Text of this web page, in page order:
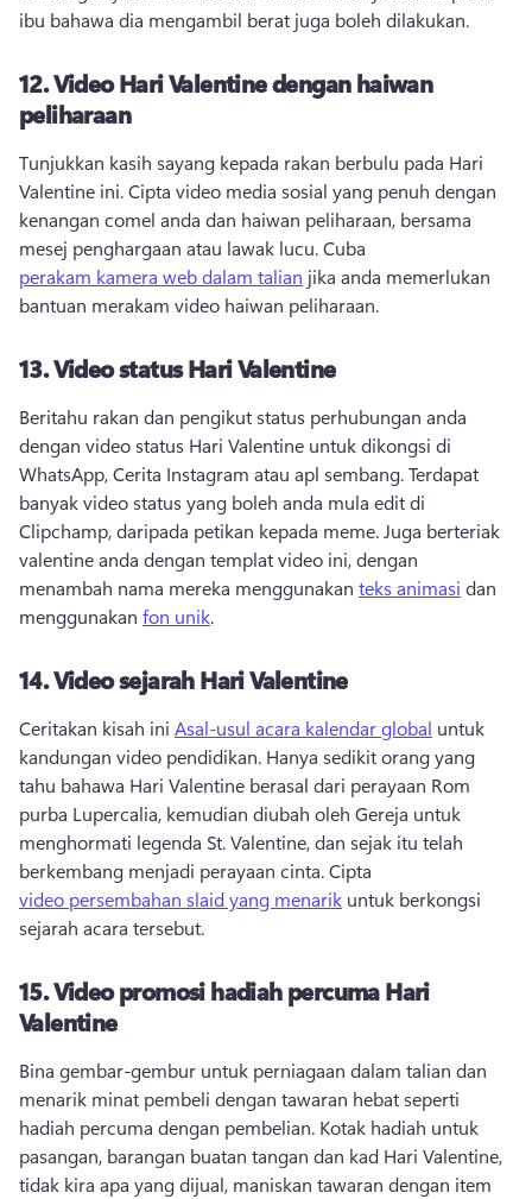
ibu bahawa dia mengambil berat juga boleh dilakukan.
12.Video Hari Valentine dengan haiwan
peliharaan
Tunjukkan kasih sayang kepada rakan berbulu pada Hari
Valentine ini. Cipta video media sosial yang penuh dengan
kenangan comel anda dan haiwan peliharaan, bersama
mesej penghargaan atau lawak lucu. Cuba
perakam kamera web dalam talian jika anda memerlukan
bantuan merakam video haiwan peliharaan.
13.Video status Hari Valentine
Beritahu rakan dan pengikut status perhubungan anda
dengan video status Hari Valentine untuk dikongsi di
WhatsApp, Cerita Instagram atau apl sembang. Terdapat
banyak video status yang boleh anda mula edit di
Clipchamp, daripada petikan kepada meme. Juga berteriak
valentine anda dengan templat video ini, dengan
menambah nama mereka menggunakan teks animasi dan
menggunakan fon unik.
14.Video sejarah Hari Valentine
Ceritakan kisah ini Asal-usul acara kalendar global untuk
kandungan video pendidikan. Hanya sedikit orang yang
tahu bahawa Hari Valentine berasal dari perayaan Rom
purba Lupercalia, kemudian diubah oleh Gereja untuk
menghormati legenda St. Valentine, dan sejak itu telah
berkembang menjadi perayaan cinta. Cipta
video persembahan slaid yang menarik untuk berkongsi
sejarah acara tersebut.
15.Video promosi hadiah percuma Hari
Valentine
Bina gembar-gembur untuk perniagaan dalam talian dan
menarik minat pembeli dengan tawaran hebat seperti
hadiah percuma dengan pembelian. Kotak hadiah untuk
pasangan, barangan buatan tangan dan kad Hari Valentine,
tidak kira apa yang dijual, maniskan tawaran dengan item